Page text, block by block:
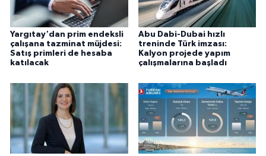
Yargıtay'dan prim endeksli
çalışana tazminat müjdesi:
Satış primleri de hesaba
katılacak
Abu Dabi-Dubai hızlı
treninde Türk imzası:
Kalyon projede yapım
çalışmalarına başladı